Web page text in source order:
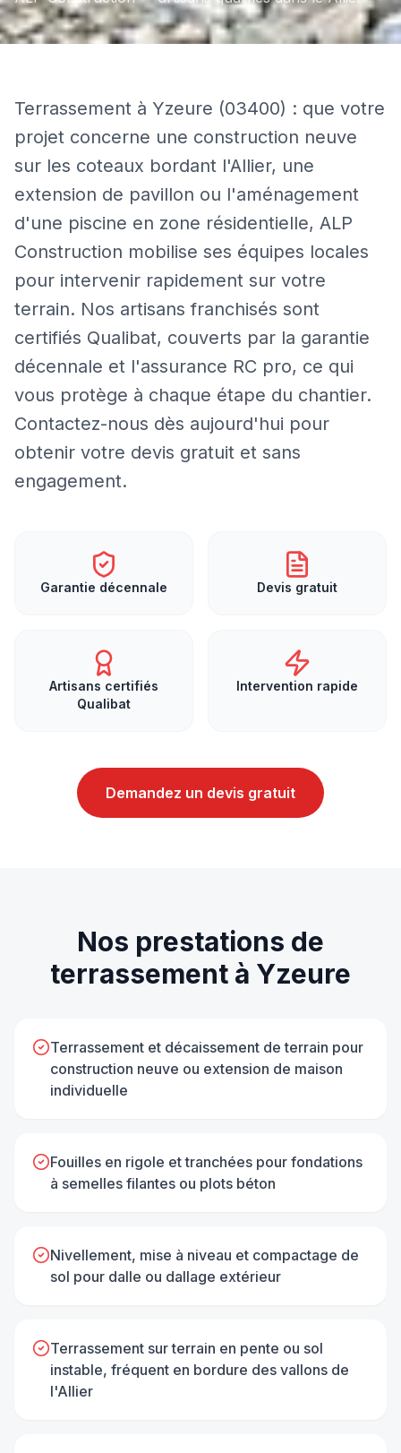
Terrassement à Yzeure (03400) : que votre
projet concerne une construction neuve
sur les coteaux bordant l'Allier, une
extension de pavillon ou l'aménagement
d'une piscine en zone résidentielle, ALP
Construction mobilise ses équipes locales
pour intervenir rapidement sur votre
terrain. Nos artisans franchisés sont
certifiés Qualibat, couverts par la garantie
décennale et l'assurance RC pro, ce qui
vous protège à chaque étape du chantier.
Contactez-nous dès aujourd'hui pour
obtenir votre devis gratuit et sans
engagement.
Garantie décennale Devis gratuit
Artisans certifiés
Qualibat
Intervention rapide
Demandez un devis gratuit
Nos prestations de
terrassement à Yzeure
Terrassement et décaissement de terrain pour
construction neuve ou extension de maison
individuelle
Fouilles en rigole et tranchées pour fondations
à semelles filantes ou plots béton
Nivellement, mise à niveau et compactage de
sol pour dalle ou dallage extérieur
Terrassement sur terrain en pente ou sol
instable, fréquent en bordure des vallons de
l'Allier